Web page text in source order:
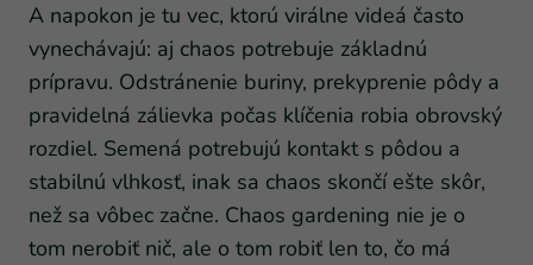
A napokon je tu vec, ktorú virálne videá často
vynechávajú: aj chaos potrebuje základnú
prípravu. Odstránenie buriny, prekyprenie pôdy a
pravidelná zálievka počas klíčenia robia obrovský
rozdiel. Semená potrebujú kontakt s pôdou a
stabilnú vlhkosť, inak sa chaos skončí ešte skôr,
než sa vôbec začne. Chaos gardening nie je o
tom nerobiť nič, ale o tom robiť len to, čo má